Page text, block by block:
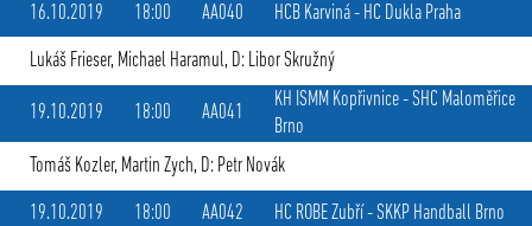
16.10.2019 18:00 AA040 HCB Karviná- HC Dukla Praha
Lukáš Frieser, Michael Haramul, D: Libor Skružný
19.10.2019 18:00 AA041
KH ISMM Kopřivnice-SHC Maloměřice
Brno
Tomáš Kozler, Martin Zych, D: Petr Novák
19.10.2019 18:00 AA042 HC ROBE Zubří-SKKP Handball Brno